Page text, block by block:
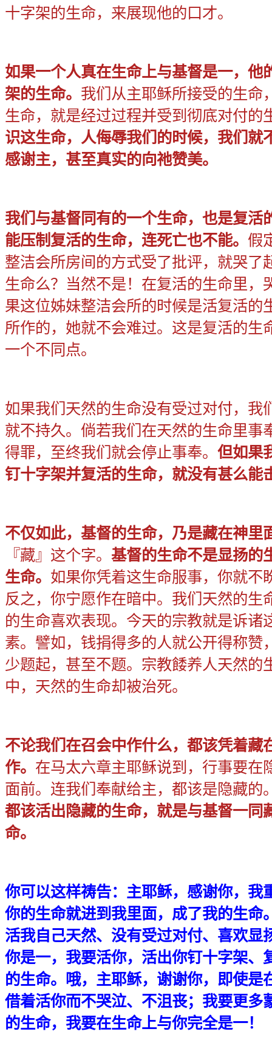
十字架的生命，来展现他的口才。
如果一个人真在生命上与基督是一，他
架的生命。 我们从主耶稣所接受的生命
生命，就是经过过程并受到彻底对付的
识这生命，人侮辱我们的时候，我们就
感谢主，甚至真实的向祂赞美。
我们与基督同有的一个生命，也是复活
能压制复活的生命，连死亡也不能。 假
整洁会所房间的方式受了批评，就哭了
生命么？当然不是！在复活的生命里，
果这位姊妹整洁会所的时候是活复活的
所作的，她就不会难过。这是复活的生
一个不同点。
如果我们天然的生命没有受过对付，我
就不持久。倘若我们在天然的生命里事
得罪，至终我们就会停止事奉。 但如果
钉十字架并复活的生命，就没有甚么能
不仅如此，基督的生命，乃是藏在神里
『藏』这个字。 基督的生命不是显扬的
生命。 如果你凭着这生命服事，你就不
反之，你宁愿作在暗中。我们天然的生
的生命喜欢表现。今天的宗教就是诉诸
素。譬如，钱捐得多的人就公开得称赞
少题起，甚至不题。宗教餧养人天然的
中，天然的生命却被治死。
不论我们在召会中作什么，都该凭着藏
作。 在马太六章主耶稣说到，行事要在
面前。连我们奉献给主，都该是隐藏的
都该活出隐藏的生命，就是与基督一同
命。
你可以这样祷告：主耶稣，感谢你，我
你的生命就进到我里面，成了我的生命
活我自己天然、没有受过对付、喜欢显
你是一，我要活你，活出你钉十字架、
的生命。哦，主耶稣，谢谢你，即使是
借着活你而不哭泣、不沮丧；我要更多
的生命，我要在生命上与你完全是一！